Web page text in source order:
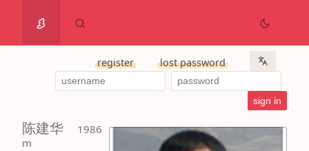
register lost password
陈建华
1986
m